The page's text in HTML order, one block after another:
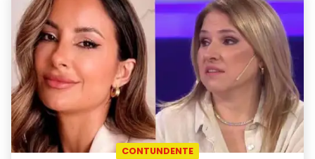
CONTUNDENTE